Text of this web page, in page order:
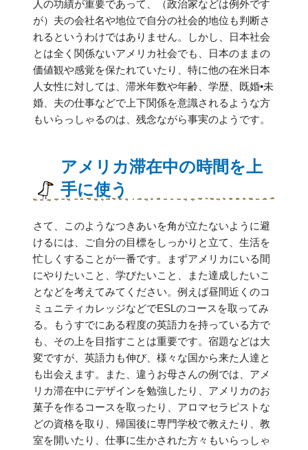
人の功績が重要であって、（政治家などは例外です
が）夫の会社名や地位で自分の社会的地位も判断さ
れるというわけではありません。しかし、日本社会
とは全く関係ないアメリカ社会でも、日本のままの
価値観や感覚を保たれていたり、特に他の在米日本
人女性に対しては、滞米年数や年齢、学歴、既婚•未
婚、夫の仕事などで上下関係を意識されるような方
もいらっしゃるのは、残念ながら事実のようです。
アメリカ滞在中の時間を上
手に使う
さて、このようなつきあいを角が立たないように避
けるには、ご自分の目標をしっかりと立て、生活を
忙しくすることが一番です。まずアメリカにいる間
にやりたいこと、学びたいこと、また達成したいこ
となどを考えてみてください。例えば昼間近くのコ
ミュニティカレッジなどでESLのコースを取ってみ
る。もうすでにある程度の英語力を持っている方で
も、その上を目指すことは重要です。宿題などは大
変ですが、英語力も伸び、様々な国から来た人達と
も出会えます。また、違うお母さんの例では、アメ
リカ滞在中にデザインを勉強したり、アメリカのお
菓子を作るコースを取ったり、アロマセラピストな
どの資格を取り、帰国後に専門学校で教えたり、教
室を開いたり、仕事に生かされた方々もいらっしゃ